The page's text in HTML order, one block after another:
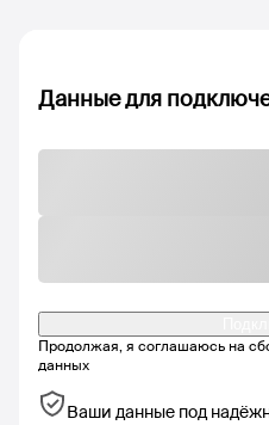
Данные для
Продолжая, я соглашаюсь на
данных
Ваши данные под